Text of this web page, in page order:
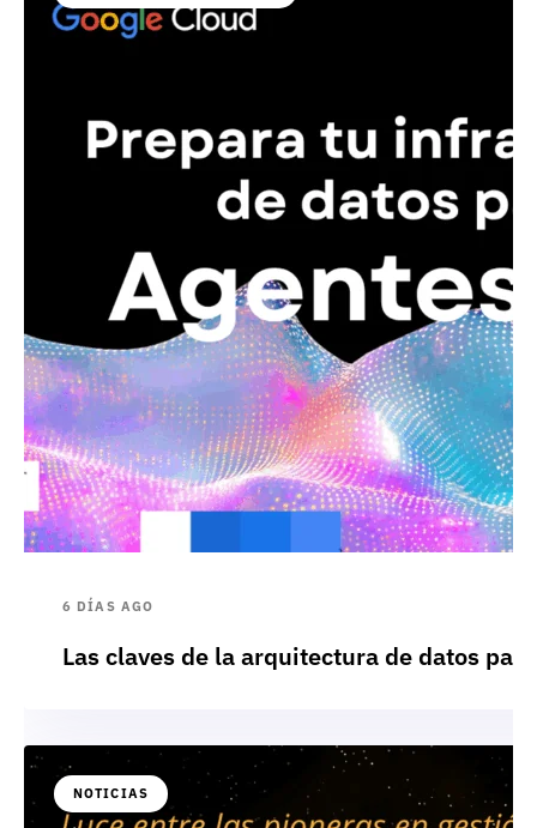
6 DÍAS AGO
Las claves de la arquitectura de datos
NOTICIAS